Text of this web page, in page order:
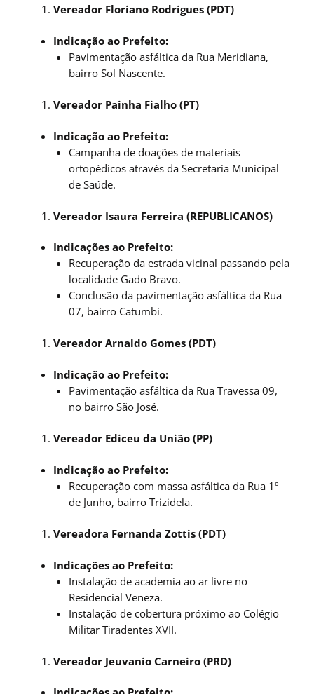
Vereador Floriano Rodrigues (PDT)
Indicação ao Prefeito:
Pavimentação asfáltica da Rua Meridiana,
bairro Sol Nascente.
Vereador Painha Fialho (PT)
Indicação ao Prefeito:
Campanha de doações de materiais
ortopédicos através da Secretaria Municipal
de Saúde.
Vereador Isaura Ferreira (REPUBLICANOS)
Indicações ao Prefeito:
Recuperação da estrada vicinal passando pela
localidade Gado Bravo.
Conclusão da pavimentação asfáltica da Rua
07, bairro Catumbi.
Vereador Arnaldo Gomes (PDT)
Indicação ao Prefeito:
Pavimentação asfáltica da Rua Travessa 09,
no bairro São José.
Vereador Ediceu da União (PP)
Indicação ao Prefeito:
Recuperação com massa asfáltica da Rua 1º
de Junho, bairro Trizidela.
Vereadora Fernanda Zottis (PDT)
Indicações ao Prefeito:
Instalação de academia ao ar livre no
Residencial Veneza.
Instalação de cobertura próximo ao Colégio
Militar Tiradentes XVII.
Vereador Jeuvanio Carneiro (PRD)